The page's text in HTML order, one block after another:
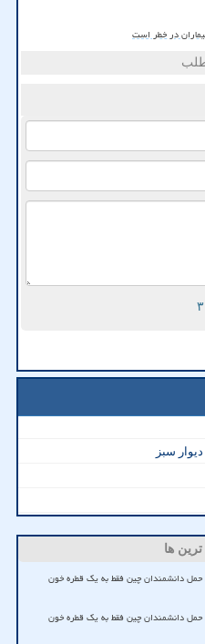
در خطر است
سبز
ترین ها
دستگاه قابل حمل دانشمندان چین فقط به یک قطره خون
دستگاه قابل حمل دانشمندان چین فقط به یک قطره خون